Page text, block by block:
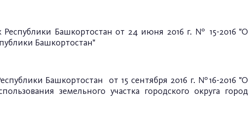
Республики Башкортостанот 24 июня 2016 г. № 15-2016"О
Башкортостан"
Башкортостан от 15 сентября 2016 г. №16-2016"О
земельного участка городского округа город